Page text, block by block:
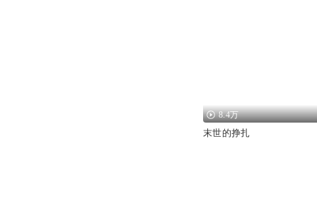
8.4万
末世的挣扎